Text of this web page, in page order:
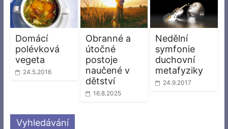
Domácí
polévková
vegeta
24.5.2016
Obranné a
útočné
postoje
naučené v
dětství
16.8.2025
Nedělní
symfonie
duchovní
metafyziky
24.9.2017
Vyhledávání